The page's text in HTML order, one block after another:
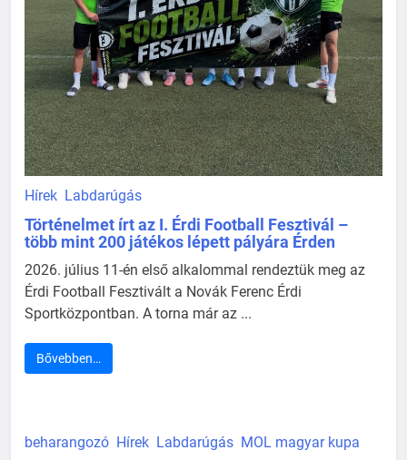
Hírek Labdarúgás
Történelmet írt az I. Érdi Football Fesztivál –
több mint 200 játékos lépett pályára Érden
2026. július 11-én első alkalommal rendeztük meg az
Érdi Football Fesztivált a Novák Ferenc Érdi
Sportközpontban. A torna már az ...
Bővebben…
beharangozó Hírek Labdarúgás MOL magyar kupa